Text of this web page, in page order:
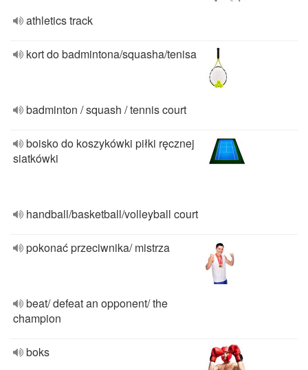
athletics track
kort do badmintona/squasha/tenisa
badminton / squash / tennis court
boisko do koszykówki piłki ręcznej
siatkówki
handball/basketball/volleyball court
pokonać przeciwnika/ mistrza
beat/ defeat an opponent/ the
champion
boks